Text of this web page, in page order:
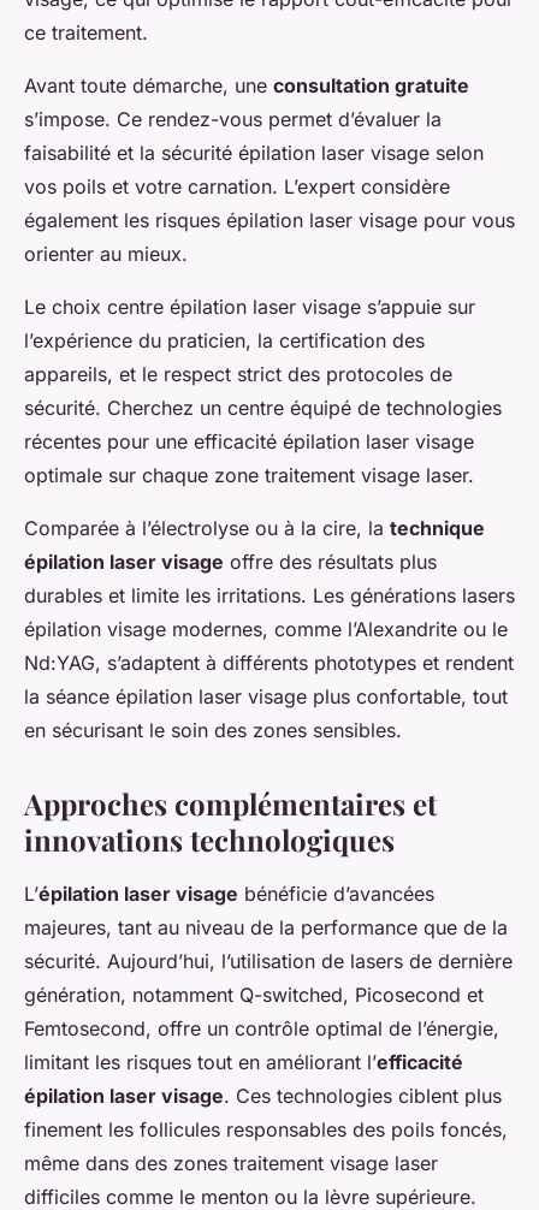
ce traitement.
Avant toute démarche, une consultation gratuite
s’impose. Ce rendez-vous permet d’évaluer la
faisabilité et la sécurité épilation laser visage selon
vos poils et votre carnation. L’expert considère
également les risques épilation laser visage pour vous
orienter au mieux.
Le choix centre épilation laser visage s’appuie sur
l’expérience du praticien, la certification des
appareils, et le respect strict des protocoles de
sécurité. Cherchez un centre équipé de technologies
récentes pour une efficacité épilation laser visage
optimale sur chaque zone traitement visage laser.
Comparée à l’électrolyse ou à la cire, la technique
épilation laser visage offre des résultats plus
durables et limite les irritations. Les générations lasers
épilation visage modernes, comme l’Alexandrite ou le
Nd:YAG, s’adaptent à différents phototypes et rendent
la séance épilation laser visage plus confortable, tout
en sécurisant le soin des zones sensibles.
Approches complémentaires et
innovations technologiques
L’épilation laser visage bénéficie d’avancées
majeures, tant au niveau de la performance que de la
sécurité. Aujourd’hui, l’utilisation de lasers de dernière
génération, notamment Q-switched, Picosecond et
Femtosecond, offre un contrôle optimal de l’énergie,
limitant les risques tout en améliorant l’efficacité
épilation laser visage. Ces technologies ciblent plus
finement les follicules responsables des poils foncés,
même dans des zones traitement visage laser
difficiles comme le menton ou la lèvre supérieure.